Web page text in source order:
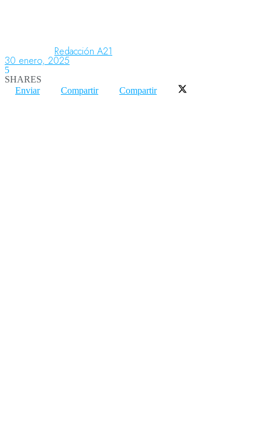
Columnistas
Organismos
Redacción A21
30 enero, 2025
5
SHARES
Enviar
Compartir Compartir